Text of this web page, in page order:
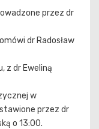
przez dr
dr Radosław
z dr Eweliną
w
przez dr
o 13:00.